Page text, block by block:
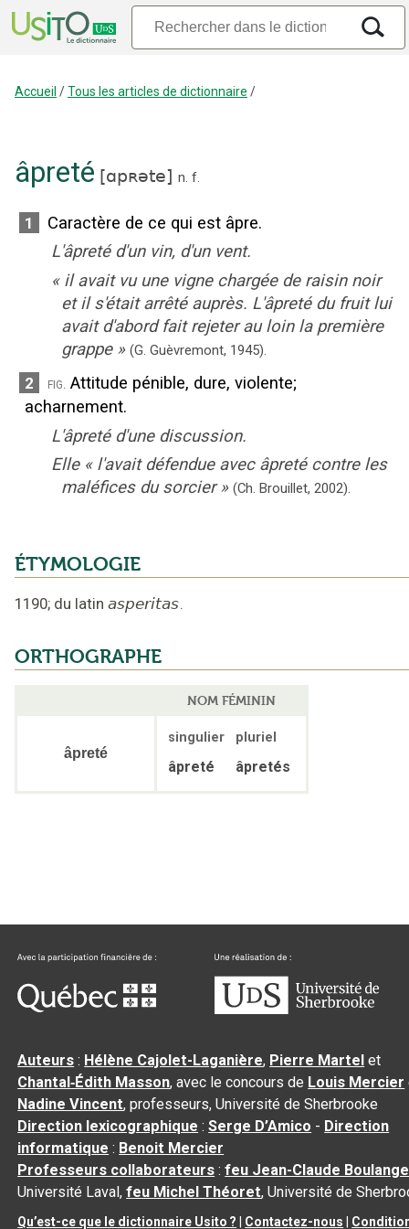
Accueil /Tous les articles de dictionnaire /
âpreté [ɑpʀəte] n. f.
1
Caractère de ce qui est âpre.
L'âpreté d'un vin, d'un vent.
« il avait vu une vigne chargée de raisin noir
et il s'était arrêté auprès. L'âpreté du fruit lui
avait d'abord fait rejeter au loin la première
grappe » (G. Guèvremont, 1945).
2 fig. Attitude pénible, dure, violente;
acharnement.
L'âpreté d'une discussion.
Elle « l'avait défendue avec âpreté contre les
maléfices du sorcier » (Ch. Brouillet, 2002).
ÉTYMOLOGIE
1190; du latin asperitas.
ORTHOGRAPHE
NOM FÉMININ
âpreté
singulier pluriel
âpreté âpretés
Auteurs : Hélène Cajolet-Laganière, Pierre Martel et
Chantal‑Édith Masson, avec le concours de Louis Mercier
Nadine Vincent, professeurs, Université de Sherbrooke
Direction lexicographique :Serge D’Amico - Direction
informatique : Benoit Mercier
Professeurs collaborateurs :feu Jean-Claude
Université Laval,feu Michel Théoret, Université de
Qu’est-ce que le dictionnaire Usito ? Contactez-nous